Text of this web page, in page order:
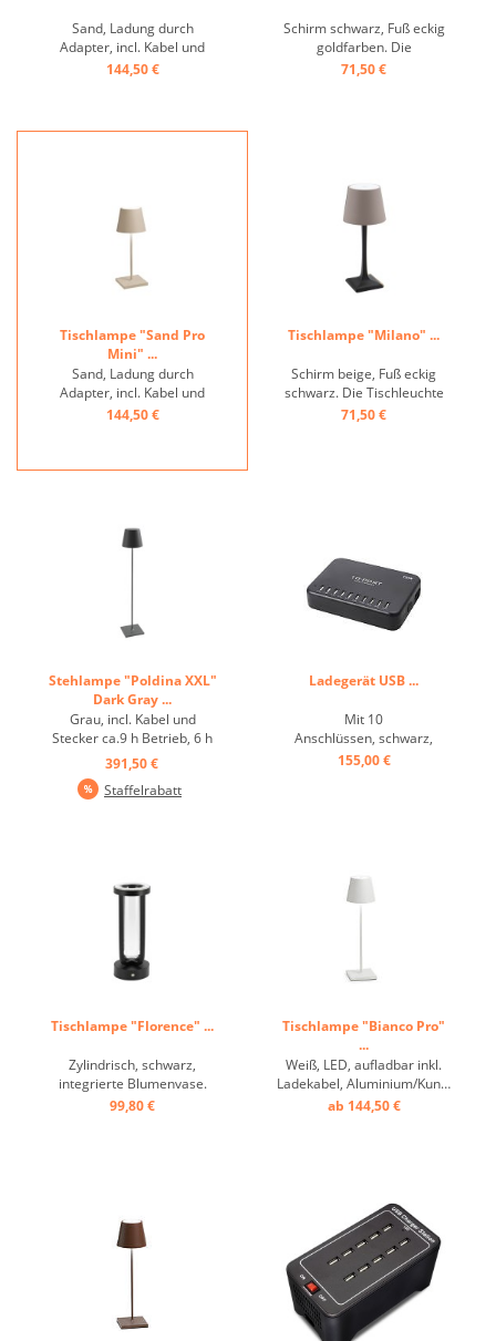
Sand, Ladung durch
Adapter, incl. Kabel und
Stecker ca.9h Betrieb, 6h
144,50 €
Schirm schwarz, Fuß eckig
goldfarben. Die
Tischleuchte mit
Magnetisches Ladekabel
zum ...
71,50 €
Tischlampe "Sand Pro
Mini" ...
Sand, Ladung durch
Adapter, incl. Kabel und
Stecker ca.9h Betrieb, 6h
144,50 €
Tischlampe "Milano" ...
Schirm beige, Fuß eckig
schwarz. Die Tischleuchte
mit warmweißem Licht
71,50 €
Stehlampe "Poldina XXL"
Dark Gray ...
Grau, incl. Kabel und
Stecker ca.9 h Betrieb, 6 h
Ladung, IP54 ...
391,50 €
Staffelrabatt
Ladegerät USB ...
Mit 10
Anschlüssen, schwarz,
Ein/Aus-Schalter,
155,00 €
Tischlampe "Florence" ...
Zylindrisch, schwarz,
integrierte Blumenvase.
Beleuchten Sie sowohl den
Tischleuchte hat je nach
Lichtintensität ...
99,80 €
Tischlampe "Bianco Pro"
...
Weiß, LED, aufladbar inkl.
Ladekabel, Aluminium/Kunststoff,
ca. 9 h Betrieb, dimmbar ...
ab 144,50 €